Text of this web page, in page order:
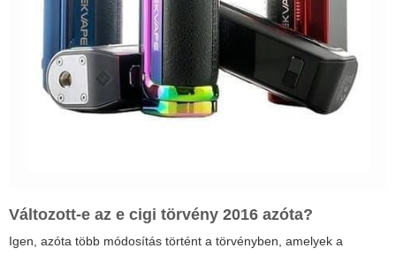
Változott-e az e cigi törvény 2016 azóta?
Igen, azóta több módosítás történt a törvényben, amelyek a